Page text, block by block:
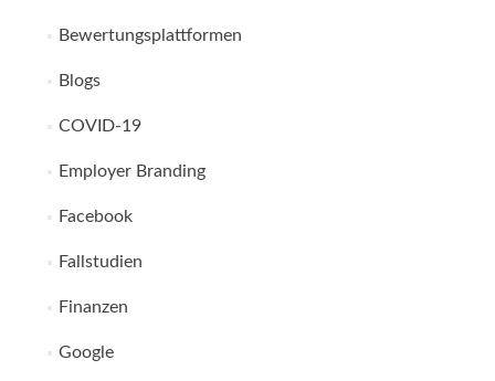
Bewertungsplattformen
Blogs
COVID-19
Employer Branding
Facebook
Fallstudien
Finanzen
Google